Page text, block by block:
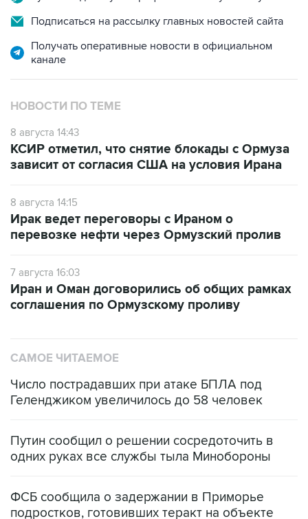
Подписаться на рассылку главных новостей сайта
Получать оперативные новости в официальном
канале
НОВОСТИ ПО ТЕМЕ
8 августа 14:43
КСИР отметил, что снятие блокады с Ормуза
зависит от согласия США на условия Ирана
8 августа 14:15
Ирак ведет переговоры с Ираном о
перевозке нефти через Ормузский пролив
7 августа 16:03
Иран и Оман договорились об общих рамках
соглашения по Ормузскому проливу
САМОЕ ЧИТАЕМОЕ
Число пострадавших при атаке БПЛА под
Геленджиком увеличилось до 58 человек
Путин сообщил о решении сосредоточить в
одних руках все службы тыла Минобороны
ФСБ сообщила о задержании в Приморье
подростков, готовивших теракт на объекте